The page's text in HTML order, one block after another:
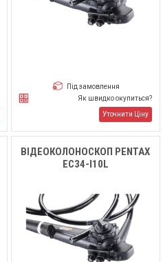
Під замовлення
Як швидко окупиться?
Уточнити Ціну
ВІДЕОКОЛОНОСКОП PENTAX
EC34-I10L